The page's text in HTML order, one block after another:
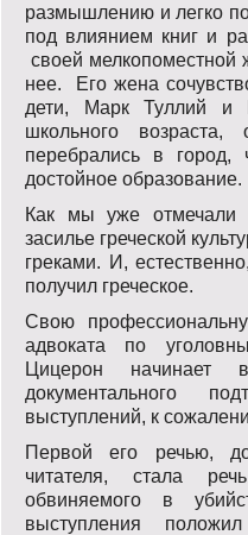
размышлению и легко
под влиянием книг и
своей мелкопоместной
нее. Его жена
дети, Марк Туллий и
школьного
перебрались в город,
достойное образование.
Как мы уже отмечали
засилье греческой
греками. И,
получил греческое.
Свою
адвоката по
Цицерон
документального
выступлений, к
Первой его речью,
читателя, стала
обвиняемого в
выступления